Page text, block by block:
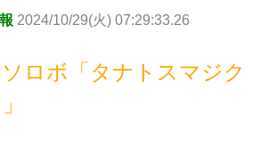
2024/10/29(火) 07:29:33.26
ロボ「タナトスマジク